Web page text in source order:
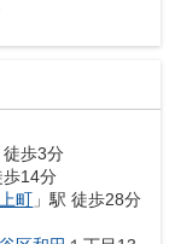
徒歩3分
歩14分
町 」駅 徒歩28分